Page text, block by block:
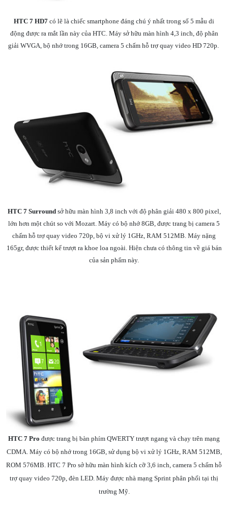
HTC 7 HD7 có lẽ là chiếc smartphone đáng chú ý nhất trong số 5 mẫu di
động được ra mắt lần này của HTC. Máy sở hữu màn hình 4,3 inch, độ phân
giải WVGA, bộ nhớ trong 16GB, camera 5 chấm hỗ trợ quay video HD 720p.
HTC 7 Surroundsở hữu màn hình 3,8 inch với độ phân giải 480 x 800 pixel,
lớn hơn một chút so với Mozart. Máy có bộ nhớ 8GB, được trang bị camera 5
chấm hỗ trợ quay video 720p, bộ vi xử lý 1GHz, RAM 512MB. Máy nặng
165gr, được thiết kế trượt ra khoe loa ngoài. Hiện chưa có thông tin về giá bán
của sản phẩm này.
HTC 7 Pro được trang bị bàn phím QWERTY trượt ngang và chạy trên mạng
CDMA. Máy có bộ nhớ trong 16GB, sử dụng bộ vi xử lý 1GHz, RAM 512MB,
ROM 576MB. HTC 7 Pro sở hữu màn hình kích cỡ 3,6 inch, camera 5 chấm hỗ
trợ quay video 720p, đèn LED. Máy được nhà mạng Sprint phân phối tại thị
trường Mỹ.